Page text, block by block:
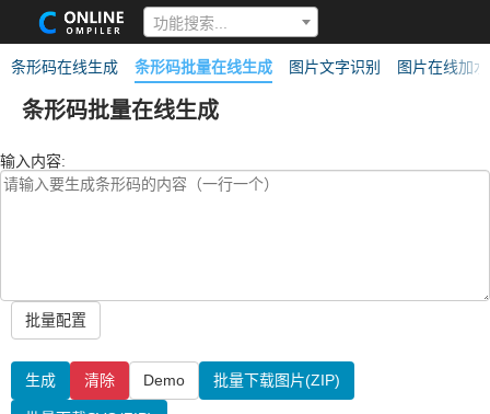
功能搜索...
条形码在线生成 条形码批量在线生成 图片文字识别 图片在线加
条形码批量在线生成
输入内容:
批量配置
生成 清除 Demo 批量下载图片(ZIP)